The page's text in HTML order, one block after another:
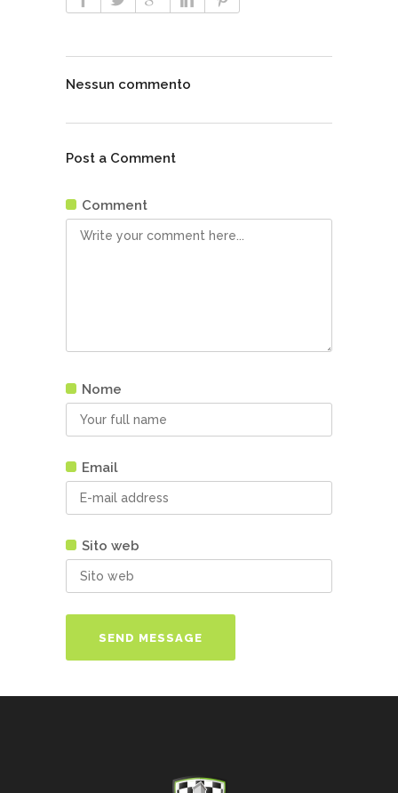
Nessun commento
Post a Comment
Comment
Nome
Email
Sito web